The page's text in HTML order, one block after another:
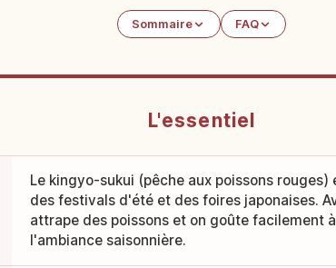
Sommaire FAQ
L'essentiel
Le kingyo-sukui (pêche aux poissons
des festivals d'été et des foires japonaises.
attrape des poissons et on goûte facilement
l'ambiance saisonnière.